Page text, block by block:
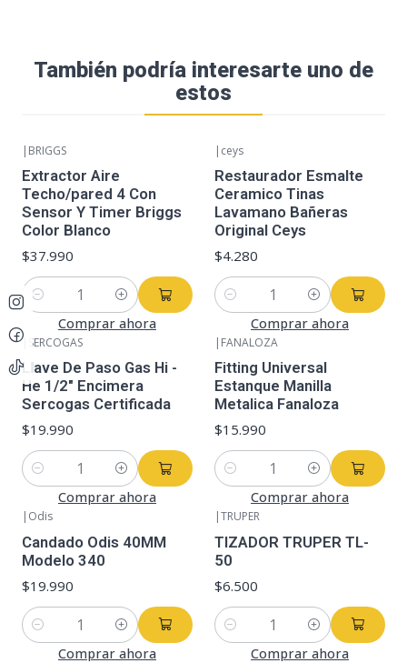
También podría interesarte uno de
estos
| BRIGGS
Extractor Aire
Techo/pared 4 Con
Sensor Y Timer Briggs
Color Blanco
$37.990
Cantidad
Comprar ahora
| ceys
Restaurador Esmalte
Ceramico Tinas
Lavamano Bañeras
Original Ceys
$4.280
Cantidad
Comprar ahora
| SERCOGAS
Llave De Paso Gas Hi -
He 1/2" Encimera
Sercogas Certificada
$19.990
Cantidad
Comprar ahora
| FANALOZA
Fitting Universal
Estanque Manilla
Metalica Fanaloza
$15.990
Cantidad
Comprar ahora
Odis
Candado Odis 40MM
Modelo 340
$19.990
Cantidad
Comprar ahora
TRUPER
TIZADOR TRUPER TL-
50
$6.500
Cantidad
Comprar ahora